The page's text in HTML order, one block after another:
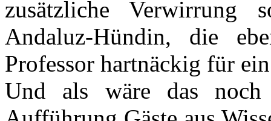
zusätzliche Verwirrung
Andaluz-Hündin, die
Professor hartnäckig für
Und als wäre das